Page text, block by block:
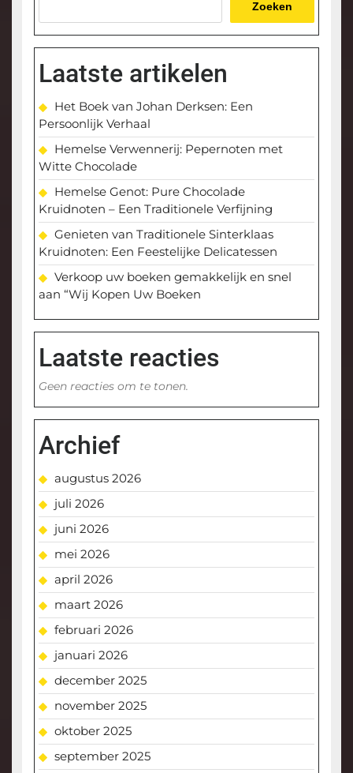
Zoeken
Laatste artikelen
Het Boek van Johan Derksen: Een
Persoonlijk Verhaal
Hemelse Verwennerij: Pepernoten met
Witte Chocolade
Hemelse Genot: Pure Chocolade
Kruidnoten – Een Traditionele Verfijning
Genieten van Traditionele Sinterklaas
Kruidnoten: Een Feestelijke Delicatessen
Verkoop uw boeken gemakkelijk en snel
aan “Wij Kopen Uw Boeken
Laatste reacties
Geen reacties om te tonen.
Archief
augustus 2026
juli 2026
juni 2026
mei 2026
april 2026
maart 2026
februari 2026
januari 2026
december 2025
november 2025
oktober 2025
september 2025